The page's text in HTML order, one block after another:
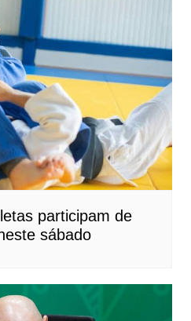
participam de
sábado